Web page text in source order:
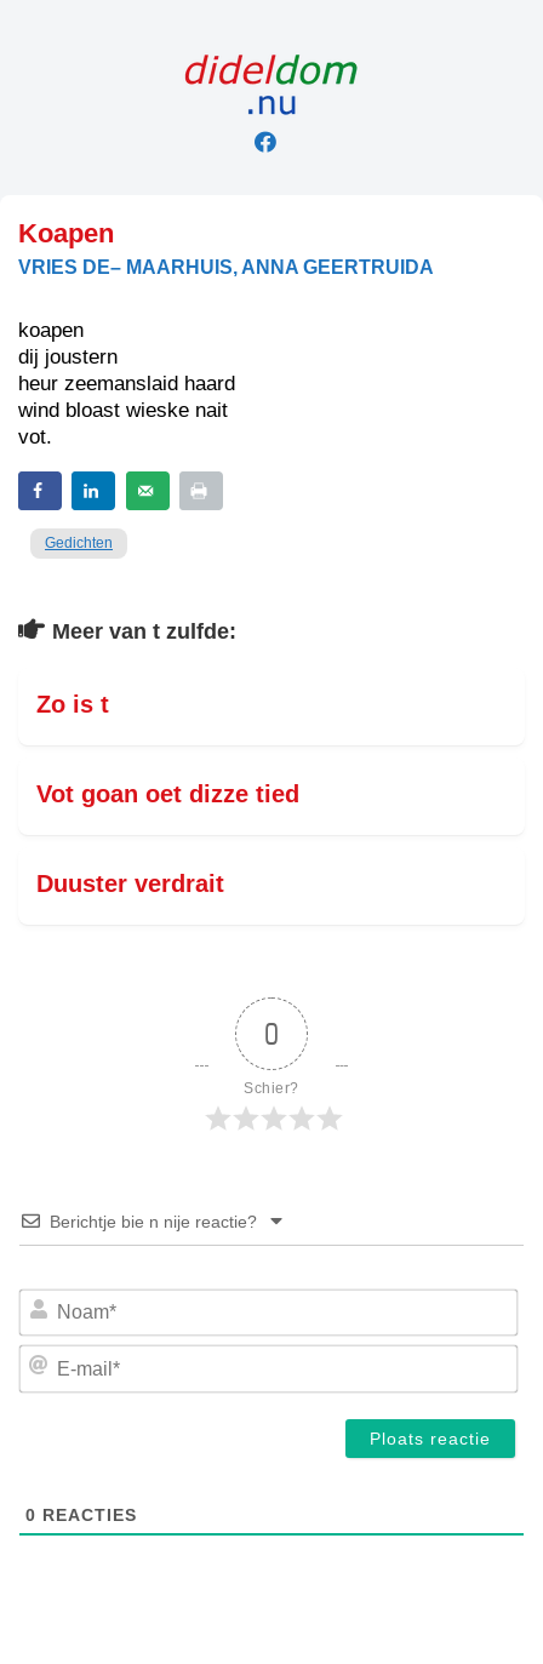
Koapen
VRIES DE– MAARHUIS, ANNA GEERTRUIDA
koapen
dij joustern
heur zeemanslaid haard
wind bloast wieske nait
vot.
Gedichten
Meer van t zulfde:
Zo is t
Vot goan oet dizze tied
Duuster verdrait
0
Schier?
Berichtje bie n nije reactie?
E-
0 REACTIES